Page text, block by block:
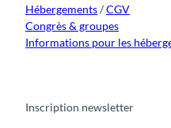
Hébergements/CGV
Congrès & groupes
Informations pour les
Inscription newsletter